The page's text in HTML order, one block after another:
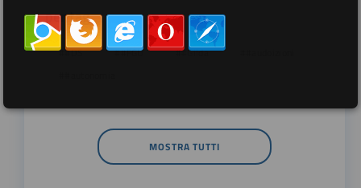
per tag
##DS ##FGU ##Gilda
MOSTRA TUTTI